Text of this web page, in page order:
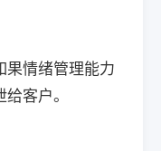
果情绪管理能力
客户。